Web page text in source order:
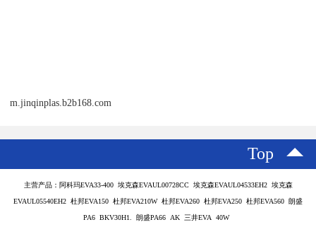
m.jinqinplas.b2b168.com
Top
主营产品：阿科玛EVA33-400 埃克森EVAUL00728CC 埃克森EVAUL04533EH2 埃克森
EVAUL05540EH2 杜邦EVA150 杜邦EVA210W 杜邦EVA260 杜邦EVA250 杜邦EVA560 朗盛
PA6 BKV30H1. 朗盛PA66 AK 三井EVA 40W